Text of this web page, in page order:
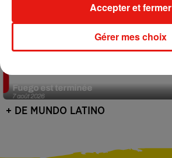
7 août 2026
Guatemala : l'éruption du volcan de
Fuego est terminée
+ DE MUNDO LATINO
Gérer mes choix
Accepter et fermer